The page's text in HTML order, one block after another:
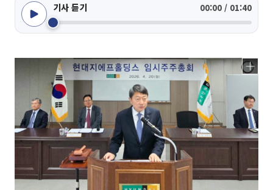
기사 듣기 00:00 / 01:40